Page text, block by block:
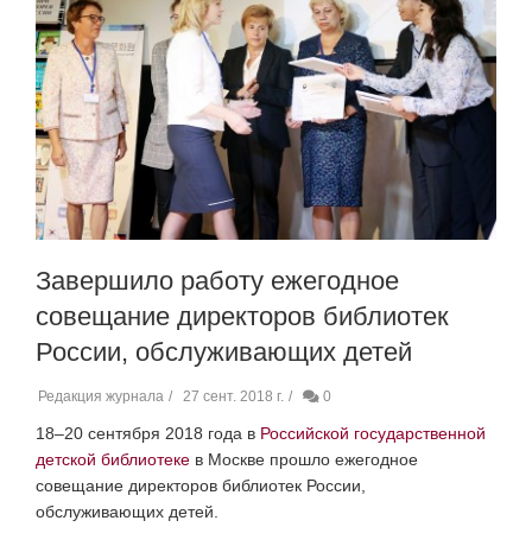
Завершило работу ежегодное
совещание директоров библиотек
России, обслуживающих детей
Редакция журнала 27 сент. 2018 г. 0
18–20 сентября 2018 года в Российской государственной
детской библиотеке в Москве прошло ежегодное
совещание директоров библиотек России,
обслуживающих детей.